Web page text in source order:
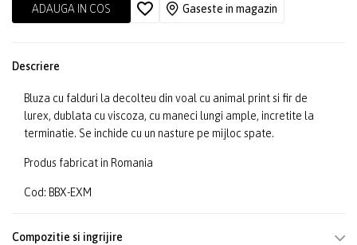
ADAUGA IN COS Gaseste in magazin
Descriere
Bluza cu falduri la decolteu din voal cu animal print si fir de
lurex, dublata cu viscoza, cu maneci lungi ample, incretite la
terminatie. Se inchide cu un nasture pe mijloc spate.
Produs fabricat in Romania
Cod: BBX-EXM
Compozitie si ingrijire